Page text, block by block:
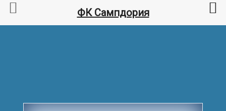
ФК Сампдория